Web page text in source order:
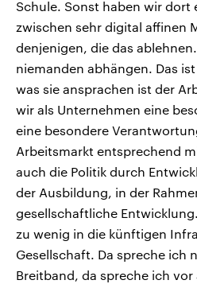
Schule. Sonst haben wir dort
zwischen sehr digital affinen
denjenigen, die das
niemanden abhängen. Das
was sie ansprachen ist der
wir als Unternehmen eine
eine besondere
Arbeitsmarkt entsprechend
auch die Politik durch
der Ausbildung, in der
gesellschaftliche
zu wenig in die künftigen
Gesellschaft. Da spreche ich
Breitband, da spreche ich vor